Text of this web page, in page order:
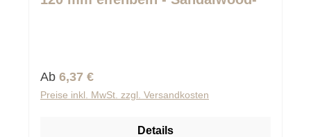
Regulärer Preis:
Ab 6,37 €
Preise inkl. MwSt. zzgl. Versandkosten
Details